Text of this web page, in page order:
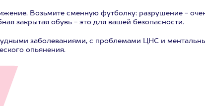
Возьмите сменную футболку: разрушение -
закрытая обувь - это для вашей безопасности.
заболеваниями, с проблемами ЦНС и
опьянения.